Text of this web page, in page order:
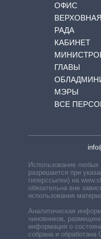
ОФИС
ВЕРХОВНАЯ
РАДА
КАБИНЕТ
ГЛАВЫ
МЭРЫ
ВСЕ
Использование любых
разрешается при
гиперссылки) на
обязательна вне
использования
Аналитическая
чиновников,
информация о
собрана и